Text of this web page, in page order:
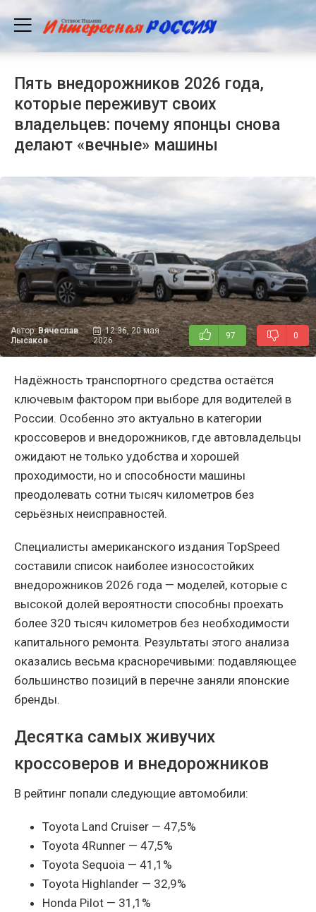
Пять внедорожников 2026 года,
которые переживут своих
владельцев: почему японцы снова
делают «вечные» машины
Автор:Вячеслав
Лысаков
12:36, 20 мая
2026
97 0
Надёжность транспортного средства остаётся
ключевым фактором при выборе для водителей в
России. Особенно это актуально в категории
кроссоверов и внедорожников, где автовладельцы
ожидают не только удобства и хорошей
проходимости, но и способности машины
преодолевать сотни тысяч километров без
серьёзных неисправностей.
Специалисты американского издания TopSpeed
составили список наиболее износостойких
внедорожников 2026 года — моделей, которые с
высокой долей вероятности способны проехать
более 320 тысяч километров без необходимости
капитального ремонта. Результаты этого анализа
оказались весьма красноречивыми: подавляющее
большинство позиций в перечне заняли японские
бренды.
Десятка самых живучих
кроссоверов и внедорожников
В рейтинг попали следующие автомобили:
Toyota Land Cruiser — 47,5%
Toyota 4Runner — 47,5%
Toyota Sequoia — 41,1%
Toyota Highlander — 32,9%
Honda Pilot — 31,1%